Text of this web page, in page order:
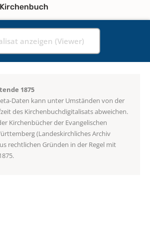
anzeigen (Viewer)
1875
Daten kann unter Umständen von der
des Kirchenbuchdigitalisats abweichen.
Kirchenbücher der Evangelischen
(Landeskirchliches Archiv
rechtlichen Gründen in der Regel mit